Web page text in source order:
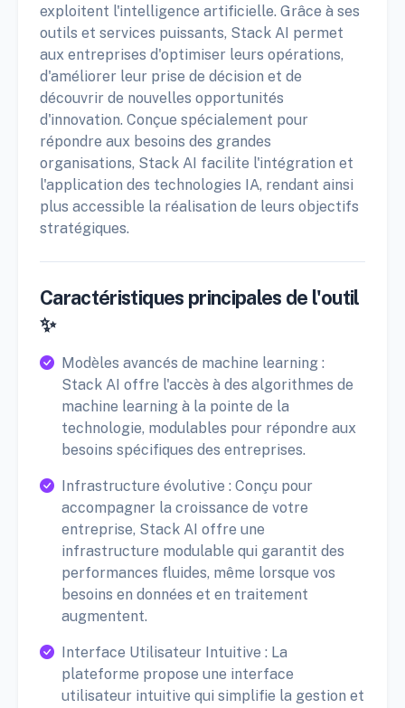
exploitent l'intelligence artificielle. Grâce à ses
outils et services puissants, Stack AI permet
aux entreprises d'optimiser leurs opérations,
d'améliorer leur prise de décision et de
découvrir de nouvelles opportunités
d'innovation. Conçue spécialement pour
répondre aux besoins des grandes
organisations, Stack AI facilite l'intégration et
l'application des technologies IA, rendant ainsi
plus accessible la réalisation de leurs objectifs
stratégiques.
Caractéristiques principales de l'outil
✨
Modèles avancés de machine learning :
Stack AI offre l'accès à des algorithmes de
machine learning à la pointe de la
technologie, modulables pour répondre aux
besoins spécifiques des entreprises.
Infrastructure évolutive : Conçu pour
accompagner la croissance de votre
entreprise, Stack AI offre une
infrastructure modulable qui garantit des
performances fluides, même lorsque vos
besoins en données et en traitement
augmentent.
Interface Utilisateur Intuitive : La
plateforme propose une interface
utilisateur intuitive qui simplifie la gestion et